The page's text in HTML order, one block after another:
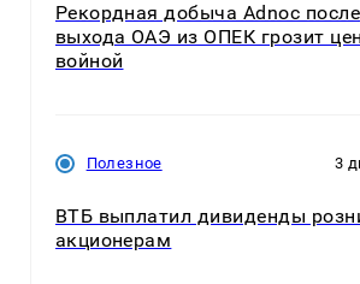
Рекордная добыча Adnoc после
выхода ОАЭ из ОПЕК грозит
войной
Полезное 3
ВТБ выплатил дивиденды
акционерам